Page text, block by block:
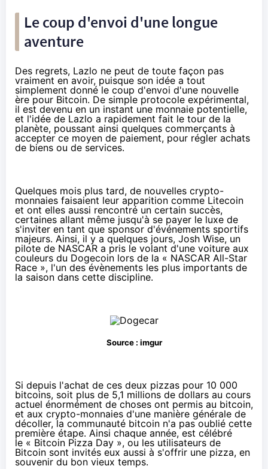
Le coup d'envoi d'une longue
aventure
Des regrets, Lazlo ne peut de toute façon pas
vraiment en avoir, puisque son idée a tout
simplement donné le coup d'envoi d'une nouvelle
ère pour Bitcoin. De simple protocole expérimental,
il est devenu en un instant une monnaie potentielle,
et l'idée de Lazlo a rapidement fait le tour de la
planète, poussant ainsi quelques commerçants à
accepter ce moyen de paiement, pour régler achats
de biens ou de services.
Quelques mois plus tard, de nouvelles crypto-
monnaies faisaient leur apparition comme Litecoin
et ont elles aussi rencontré un certain succès,
certaines allant même jusqu'à se payer le luxe de
s'inviter en tant que sponsor d'événements sportifs
majeurs. Ainsi, il y a quelques jours, Josh Wise, un
pilote de NASCAR a pris le volant d'une voiture aux
couleurs du Dogecoin lors de la « NASCAR All-Star
Race », l'un des évènements les plus importants de
la saison dans cette discipline.
Source : imgur
Si depuis l'achat de ces deux pizzas pour 10 000
bitcoins, soit plus de 5,1 millions de dollars au cours
actuel énormément de choses ont permis au bitcoin,
et aux crypto-monnaies d'une manière générale de
décoller, la communauté bitcoin n'a pas oublié cette
première étape. Ainsi chaque année, est célébré
le « Bitcoin Pizza Day », ou les utilisateurs de
Bitcoin sont invités eux aussi à s'offrir une pizza, en
souvenir du bon vieux temps.